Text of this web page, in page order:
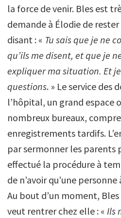
la force de venir. Bles est
demande à Élodie de
disant : « Tu sais que je ne
qu’ils me disent, et que je
expliquer ma situation. Et je
questions. » Le service des
l’hôpital, un grand espace
nombreux bureaux,
enregistrements tardifs.
par sermonner les parents
effectué la procédure à
de n’avoir qu’une
Au bout d’un moment,
veut rentrer chez elle : « Ils